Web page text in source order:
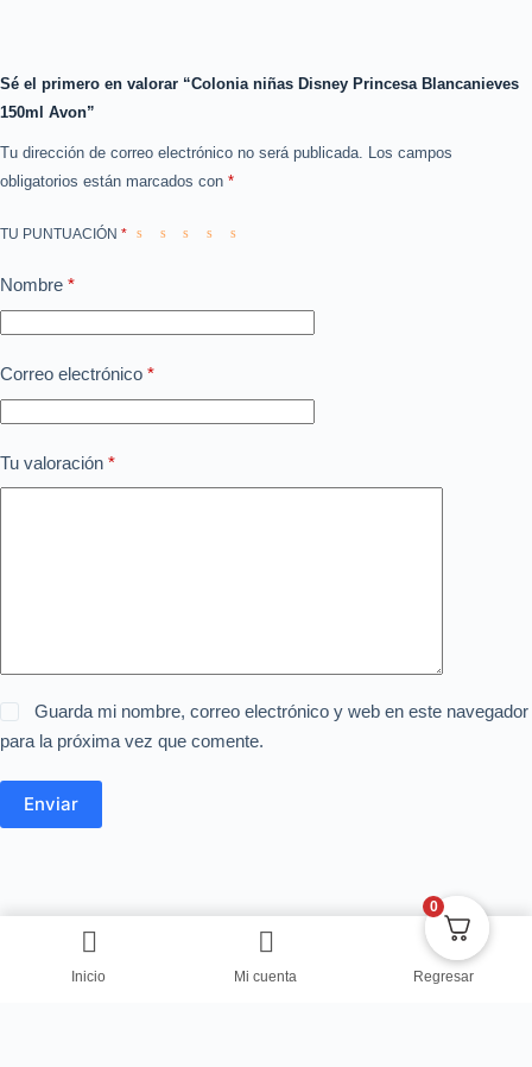
Sé el primero en valorar “Colonia niñas Disney Princesa Blancanieves
150ml Avon”
Tu dirección de correo electrónico no será publicada. Los campos
obligatorios están marcados con *
TU PUNTUACIÓN *
Nombre *
Correo electrónico *
Tu valoración *
Guarda mi nombre, correo electrónico y web en este navegador
para la próxima vez que comente.
Enviar
Inicio Mi cuenta Regresar
0